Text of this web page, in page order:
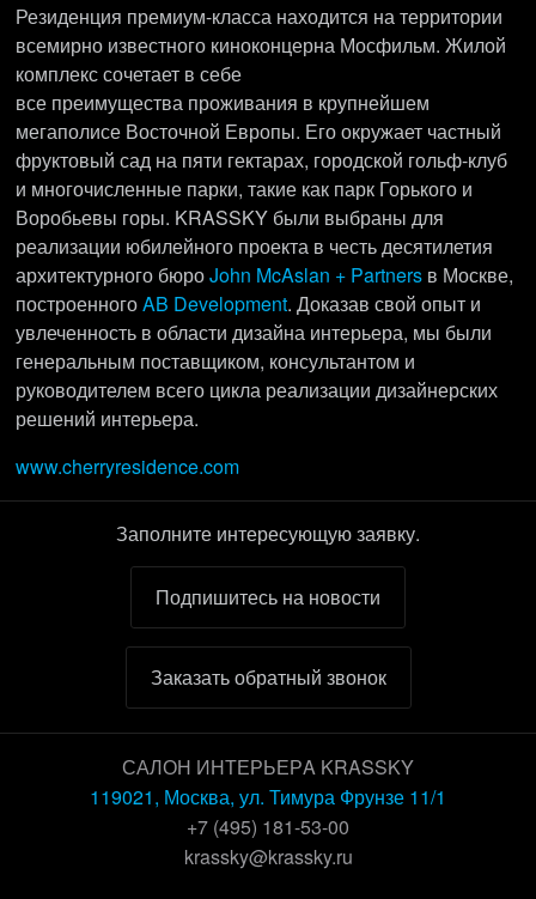
Резиденция премиум-класса находится на территории
всемирно известного киноконцерна Мосфильм. Жилой
комплекс сочетает в себе
все преимущества проживания в крупнейшем
мегаполисе Восточной Европы. Его окружает частный
фруктовый сад на пяти гектарах, городской гольф-клуб
и многочисленные парки, такие как парк Горького и
Воробьевы горы. KRASSKY были выбраны для
реализации юбилейного проекта в честь десятилетия
архитектурного бюроJohn McAslan + Partners в Москве,
построенногоAB Development. Доказав свой опыт и
увлеченность в области дизайна интерьера, мы были
генеральным поставщиком, консультантом и
руководителем всего цикла реализации дизайнерских
решений интерьера.
www.cherryresidence.com
Заполните интересующую заявку.
Подпишитесь на новости
Заказать обратный звонок
САЛОН ИНТЕРЬЕРA KRASSKY
119021, Москва, ул. Тимура Фрунзе 11/1
+7 (495) 181-53-00
krassky@krassky.ru